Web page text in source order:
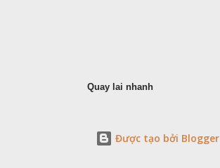
Quay lai nhanh
Được tạo bởi Blogger